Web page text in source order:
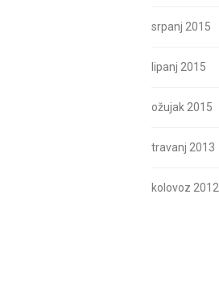
srpanj 2015
lipanj 2015
ožujak 2015
travanj 2013
kolovoz 2012